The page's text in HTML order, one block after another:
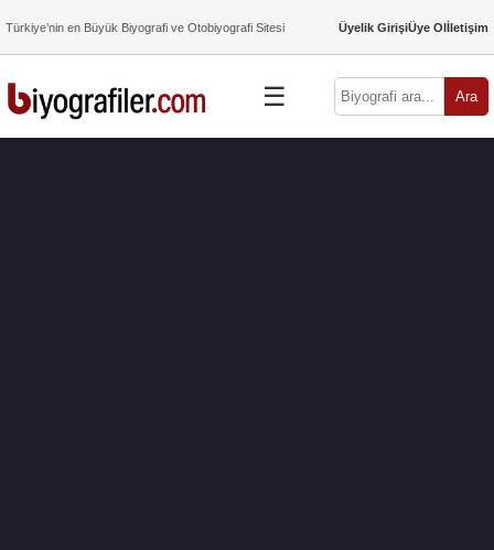
Türkiye’nin en Büyük Biyografi ve Otobiyografi Sitesi Üyelik GirişiÜye Olİletişim
☰ Ara